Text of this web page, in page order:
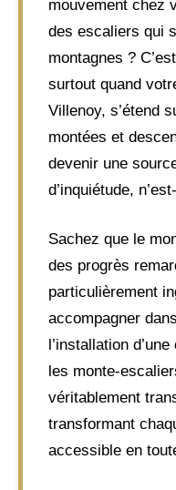
mouvement chez
des escaliers qui
montagnes ?
surtout quand
Villenoy, s’étend
montées et
devenir une
d’inquiétude,
Sachez que le
des progrès
particulièrement
accompagner
l’installation
les monte-
véritablement
transformant
accessible en